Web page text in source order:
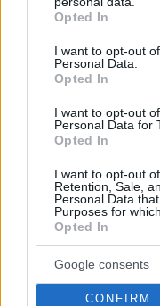
grant or deny consent
use your data for
consent section.
Opted In
I want to opt-out
Personal Data.
Opted In
I want to opt-out
Personal Data for
Opted In
I want to opt-out
Retention, Sale,
Personal Data
Purposes for
Opted In
Google consents
CONFIRM
αντιμετώπιζε
ψυχολόγους κα
με αποτέλεσμα να
αντιμετώπιζε
μετά τη γέννηση
κατάσταση και
δικαιώματα.«Είχε
φορές σε
τώρα είναι να
στήριξη της
άσχημη
παιδιού
»,